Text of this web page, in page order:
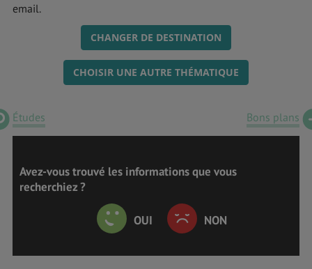
email.
CHANGER DE DESTINATION
CHOISIR UNE AUTRE THÉMATIQUE
Études Bons plans
Avez-vous trouvé les informations que vous
recherchiez ?
OUI NON